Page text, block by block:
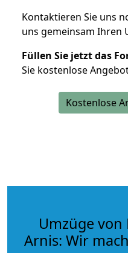
Kontaktieren Sie uns
uns gemeinsam Ihren
Füllen Sie jetzt das
Sie kostenlose
Kostenlose
Umzüge
Arnis: Wir